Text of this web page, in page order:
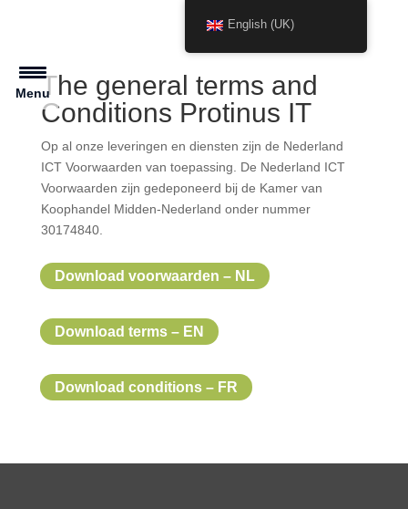
The general terms and
Conditions Protinus IT
Op al onze leveringen en diensten zijn de Nederland
ICT Voorwaarden van toepassing. De Nederland ICT
Voorwaarden zijn gedeponeerd bij de Kamer van
Koophandel Midden-Nederland onder nummer
30174840.
Download voorwaarden – NL
Download terms – EN
Download conditions – FR
English (UK)
Menu